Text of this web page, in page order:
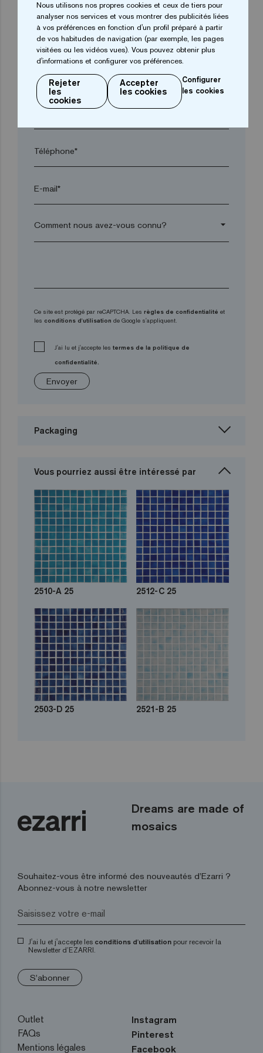
Ville*
Code postal*
Téléphone*
E-mail*
arrow_drop_down
Ce site est protégé par reCAPTCHA. Les règles de confidentialité et
les conditions d'utilisation de Google s'appliquent.
J'ai lu et j'accepte les termes de la politique de
confidentialité.
Envoyer
Packaging
Vous pourriez aussi être intéressé par
2510-A 25 2512-C 25
2503-D 25 2521-B 25
Dreams are made of
mosaics
Souhaitez-vous être informé des nouveautés d’Ezarri ?
Abonnez-vous à notre newsletter
J'ai lu et j'accepte les conditions d'utilisation pour recevoir la
Newsletter d’EZARRI.
S'abonner
Outlet
FAQs
Mentions légales
Instagram
Pinterest
Facebook
Nous utilisons nos propres cookies et ceux de tiers pour
analyser nos services et vous montrer des publicités liées
à vos préférences en fonction d'un profil préparé à partir
de vos habitudes de navigation (par exemple, les pages
visitées ou les vidéos vues). Vous pouvez obtenir plus
d'informations et configurer vos préférences.
Rejeter
les
cookies
Accepter
les cookies
Configurer
les cookies